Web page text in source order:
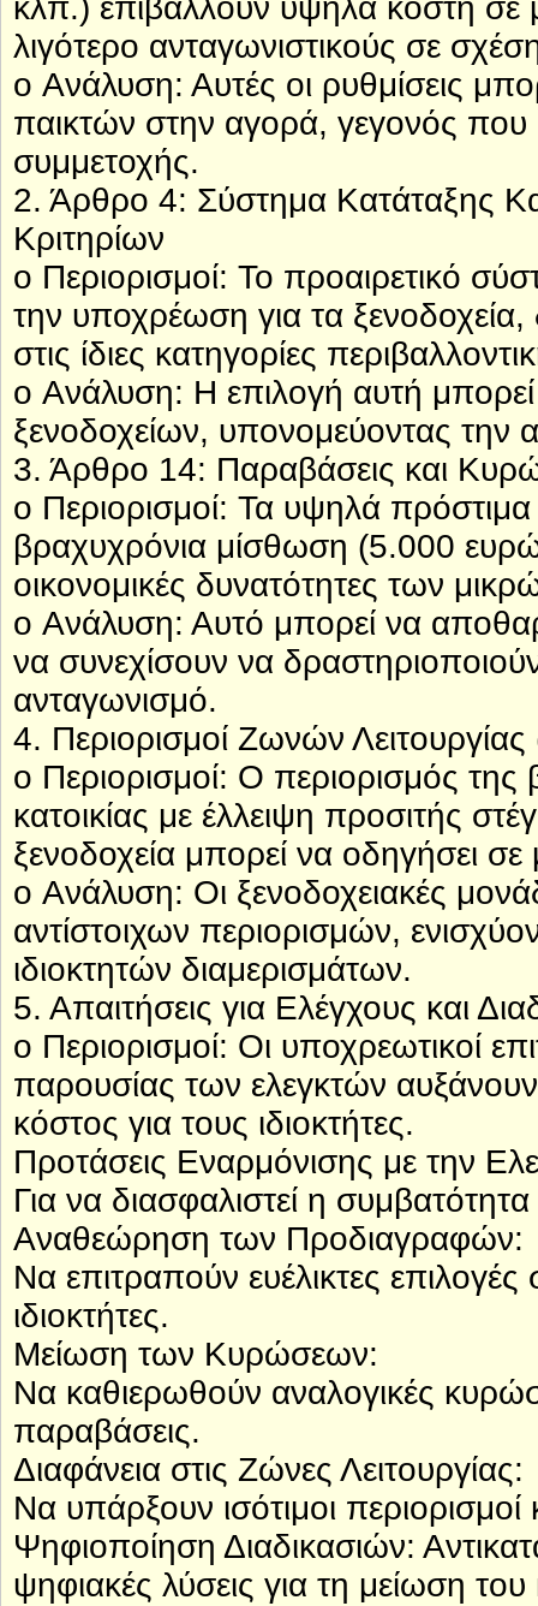
κλπ.) επιβάλλουν υψηλά κόστη σε
λιγότερο ανταγωνιστικούς σε
o Ανάλυση: Αυτές οι ρυθμίσεις
παικτών στην αγορά, γεγονός που
συμμετοχής.
2. Άρθρο 4: Σύστημα Κατάταξης
Κριτηρίων
o Περιορισμοί: Το προαιρετικό
την υποχρέωση για τα
στις ίδιες κατηγορίες
o Ανάλυση: Η επιλογή αυτή
ξενοδοχείων, υπονομεύοντας την
3. Άρθρο 14: Παραβάσεις και
o Περιορισμοί: Τα υψηλά
βραχυχρόνια μίσθωση (5.000
οικονομικές δυνατότητες των
o Ανάλυση: Αυτό μπορεί να
να συνεχίσουν να
ανταγωνισμό.
4. Περιορισμοί Ζωνών
o Περιορισμοί: Ο περιορισμός
κατοικίας με έλλειψη προσιτής
ξενοδοχεία μπορεί να οδηγήσει
o Ανάλυση: Οι ξενοδοχειακές
αντίστοιχων περιορισμών,
ιδιοκτητών διαμερισμάτων.
5. Απαιτήσεις για Ελέγχους και
o Περιορισμοί: Οι υποχρεωτικοί
παρουσίας των ελεγκτών αυξάνουν
κόστος για τους ιδιοκτήτες.
Προτάσεις Εναρμόνισης με την
Για να διασφαλιστεί η
Αναθεώρηση των Προδιαγραφών:
Να επιτραπούν ευέλικτες
ιδιοκτήτες.
Μείωση των Κυρώσεων:
Να καθιερωθούν αναλογικές
παραβάσεις.
Διαφάνεια στις Ζώνες Λειτουργίας:
Να υπάρξουν ισότιμοι περιορισμοί
Ψηφιοποίηση Διαδικασιών:
ψηφιακές λύσεις για τη μείωση